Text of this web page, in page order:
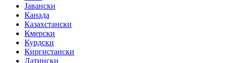
Јавански
Канада
Казахстански
Кмерски
Курдски
Киргистански
Латински